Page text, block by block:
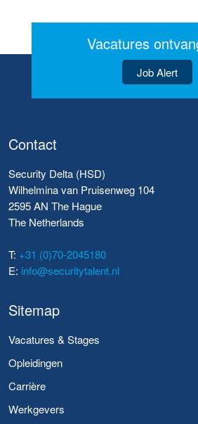
Vacatures
Job Alert
Contact
Security Delta (HSD)
Wilhelmina van Pruisenweg 104
2595 AN The Hague
The Netherlands
T: +31 (0)70-2045180
E: info@securitytalent.nl
Sitemap
Vacatures & Stages
Opleidingen
Carrière
Werkgevers